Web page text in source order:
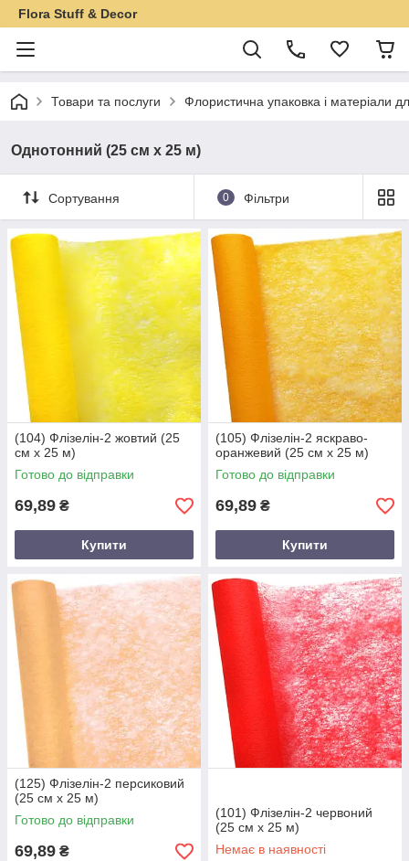
Flora Stuff & Decor
Товари та послуги Флористична упаковка і матеріали
Однотонний (25 см х 25 м)
Сортування 0 Фільтри
(104) Флізелін-2 жовтий (25
см х 25 м)
Готово до відправки
69,89 ₴
Купити
(105) Флізелін-2 яскраво-
оранжевий (25 см х 25 м)
Готово до відправки
69,89 ₴
Купити
(125) Флізелін-2 персиковий
(25 см х 25 м)
Готово до відправки
69,89 ₴
(101) Флізелін-2 червоний
(25 см х 25 м)
Немає в наявності